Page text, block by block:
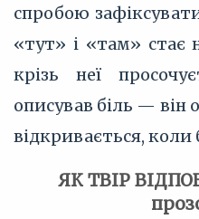
спробою
«тут» і «там» стає
крізь неї
описував біль — він
відкривається, коли
ЯК ТВІР